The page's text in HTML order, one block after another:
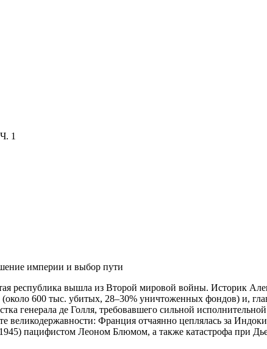
1
империи и выбор пути
республика вышла из Второй мировой войны. Историк
600 тыс. убитых, 28–30% уничтоженных фондов) и,
генерала де Голля, требовавшего сильной
великодержавности: Франция отчаянно цеплялась за
пацифистом Леоном Блюмом, а также катастрофа при